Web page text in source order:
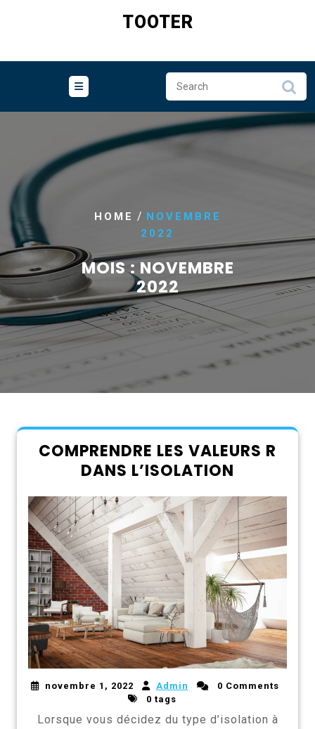
TOOTER
HOME / NOVEMBRE
2022
MOIS : NOVEMBRE
2022
COMPRENDRE LES VALEURS R
DANS L’ISOLATION
novembre 1, 2022 Admin
0 Comments
0 tags
Lorsque vous décidez du type d’isolation à